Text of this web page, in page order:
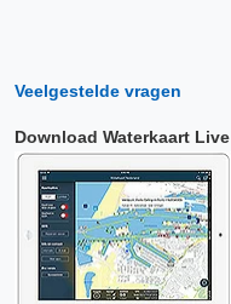
Veelgestelde vragen
Download Waterkaart Live